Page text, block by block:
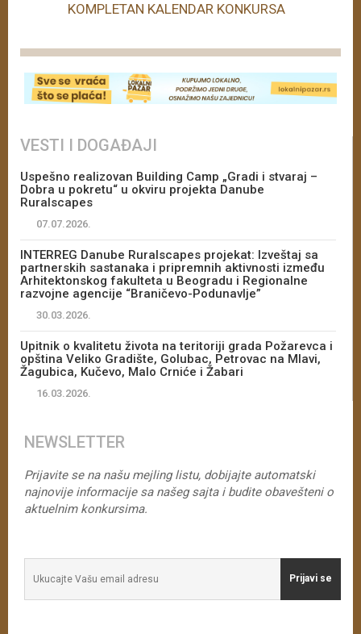
KOMPLETAN KALENDAR KONKURSA
VESTI I DOGAĐAJI
Uspešno realizovan Building Camp „Gradi i stvaraj –
Dobra u pokretu“ u okviru projekta Danube
Ruralscapes
07.07.2026.
INTERREG Danube Ruralscapes projekat: Izveštaj sa
partnerskih sastanaka i pripremnih aktivnosti između
Arhitektonskog fakulteta u Beogradu i Regionalne
razvojne agencije “Braničevo-Podunavlje”
30.03.2026.
Upitnik o kvalitetu života na teritoriji grada Požarevca i
opština Veliko Gradište, Golubac, Petrovac na Mlavi,
Žagubica, Kučevo, Malo Crniće i Žabari
16.03.2026.
NEWSLETTER
Prijavite se na našu mejling listu, dobijajte automatski
najnovije informacije sa našeg sajta i budite obavešteni o
aktuelnim konkursima.
Prijavi se